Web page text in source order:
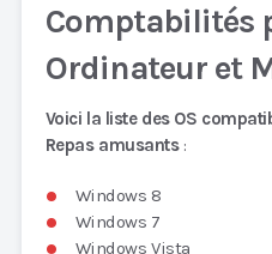
Comptabilités
Ordinateur et
Voici la liste des OS
Repas amusants:
Windows 8
Windows 7
Windows Vista